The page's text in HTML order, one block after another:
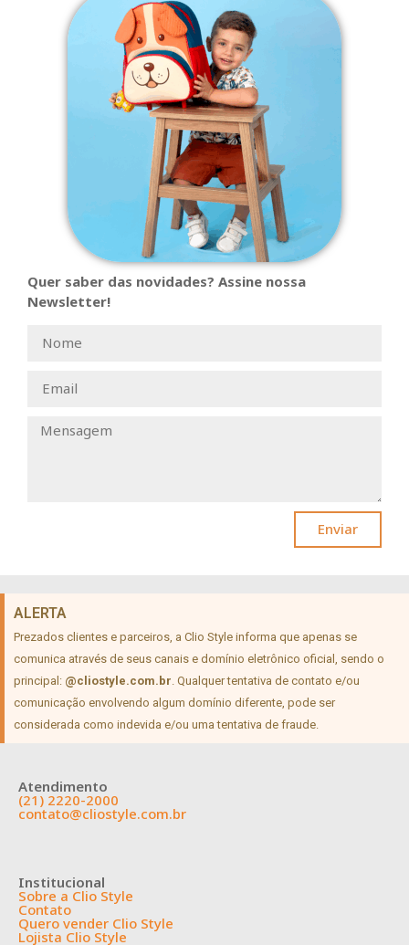
Quer saber das novidades? Assine nossa
Newsletter!
Enviar
ALERTA
Prezados clientes e parceiros, a Clio Style informa que apenas se
comunica através de seus canais e domínio eletrônico oficial, sendo o
principal: @cliostyle.com.br . Qualquer tentativa de contato e/ou
comunicação envolvendo algum domínio diferente, pode ser
considerada como indevida e/ou uma tentativa de fraude.
Atendimento
(21) 2220-2000
contato@cliostyle.com.br
Institucional
Sobre a Clio Style
Contato
Quero vender Clio Style
Lojista Clio Style